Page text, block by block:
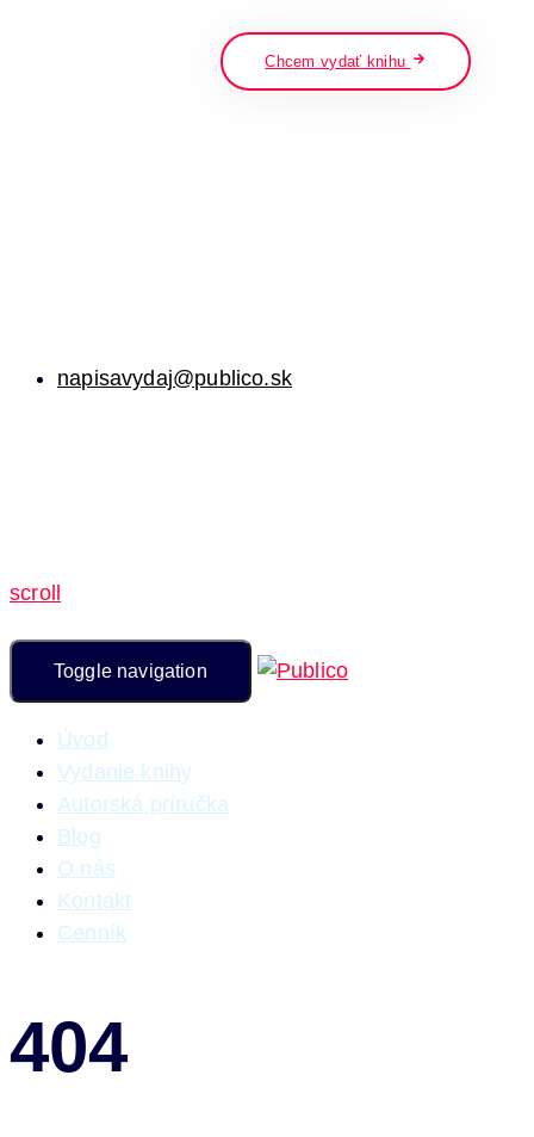
Chcem vydať knihu
napisavydaj@publico.sk
scroll
Toggle navigation
Úvod
Vydanie knihy
Autorská príručka
Blog
O nás
Kontakt
Cenník
404